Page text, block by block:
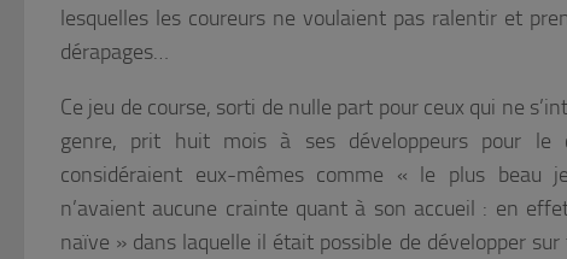
lesquelles les coureurs ne voulaient pas ralentir et
dérapages…
Ce jeu de course, sorti de nulle part pour ceux qui ne
genre, prit huit mois à ses développeurs pour le
considéraient eux-mêmes comme « le plus beau
n’avaient aucune crainte quant à son accueil : en
naïve » dans laquelle il était possible de développer